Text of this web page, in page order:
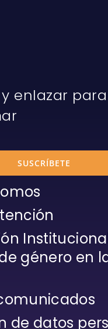
enlazar para
SUSCRÍBETE
género en
de datos